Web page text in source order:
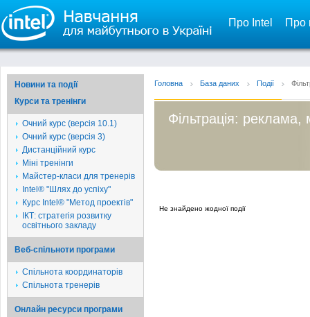
Про Intel Про
Новини та події
Курси та тренінги
Очний курс (версія 10.1)
Очний курс (версія 3)
Дистанційний курс
Міні тренінги
Майстер-класи для тренерів
Intel® "Шлях до успіху"
Курс Intel® "Метод проектів"
ІКТ: стратегія розвитку
освітнього закладу
Веб-спільноти програми
Спільнота координаторів
Спільнота тренерів
Онлайн ресурси програми
Головна База даних Події
Фільтрація: реклама,
Не знайдено жодної події